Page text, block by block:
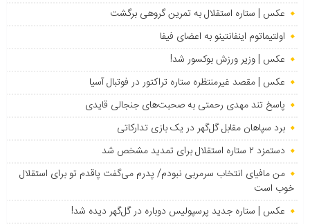
عکس | ستاره استقلال به تمرین گروهی برگشت
اولتیماتوم اینفانتینو به اعضای فیفا
عکس | وزیر ورزش بوکسور شد!
عکس | مقصد غیرمنتظره ستاره تراکتور در فوتبال آسیا
پاسخ تند مهدی رحمتی به صحبت‌های جنجالی قایدی
برد سپاهان مقابل گل‌گهر در یک بازی تدارکاتی
دستمزد ۲ ستاره استقلال برای تمدید مشخص شد
من مافیای انتخاب سرمربی نبودم/ پدرم می‌گفت پاقدم تو برای استقلال
خوب است
عکس | ستاره جدید پرسپولیس دوباره در گل‌گهر دیده شد!